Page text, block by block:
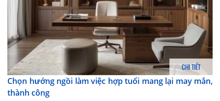
CHI TIẾT
Chọn hướng ngồi làm việc hợp tuổi mang lại may mắn,
thành công